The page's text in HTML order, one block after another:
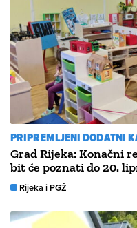
PRIPREMLJENI DODATNI
Grad Rijeka: Konačni
bit će poznati do 20.
Rijeka i PGŽ